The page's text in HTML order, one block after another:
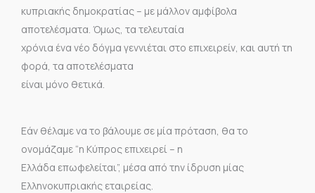
κυπριακής δημοκρατίας – με μάλλον αμφίβολα
αποτελέσματα. Όμως, τα τελευταία
χρόνια ένα νέο δόγμα γεννιέται στο επιχειρείν, και αυτή τη
φορά, τα αποτελέσματα
είναι μόνο θετικά.
Εάν θέλαμε να το βάλουμε σε μία πρόταση, θα το
ονομάζαμε “η Κύπρος επιχειρεί – η
Ελλάδα επωφελείται”, μέσα από την ίδρυση μίας
Ελληνοκυπριακής εταιρείας.